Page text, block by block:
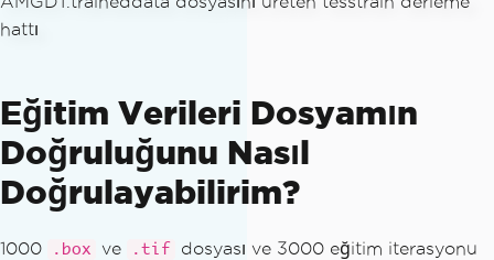
Eğitim Verileri Dosyamın
Doğruluğunu Nasıl
Doğrulayabilirim?
1000 .box ve .tif
dosyası ve 3000 eğitim iterasyonu